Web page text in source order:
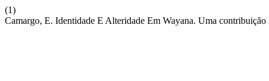
(1)
Camargo, E. Identidade E Alteridade Em Wayana. Uma